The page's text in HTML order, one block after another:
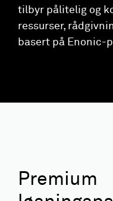
tilbyr pålitelig og
ressurser,
basert på Enonic-
Premium